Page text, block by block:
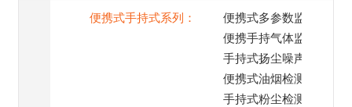
便携式手持式系列：
便携式多参数监测仪
便携手持气体监测仪
手持式扬尘噪声监测仪
便携式油烟检测仪
手持式粉尘检测仪